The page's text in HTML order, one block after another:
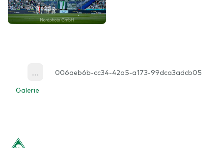
006aeb6b-cc34-42a5-a173-99dca3adcb05
Galerie